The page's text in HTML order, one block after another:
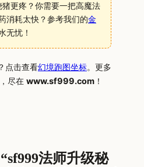
猪更疼？你需要一把高魔法
消耗太快？参考我们的金
无忧！
点击查看幻境跑图坐标。更多
尽在 www.sf999.com！
法师升级秘